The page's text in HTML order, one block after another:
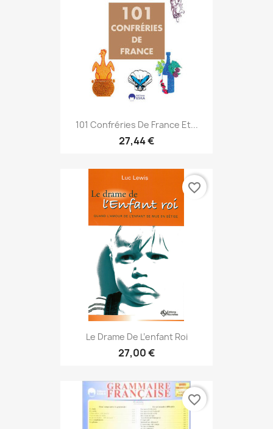
101 Confréries De France Et...
27,44 €
Le Drame De L’enfant Roi
27,00 €
favorite_border
favorite_border